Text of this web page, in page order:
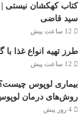
کتاب کهکشان نیستی
سید قاضی
12 ساعت پیش
طرز تهیه انواع غذا
12 ساعت پیش
بیماری لوپوس چیست؟
روش‌های درمان
4 روز پیش